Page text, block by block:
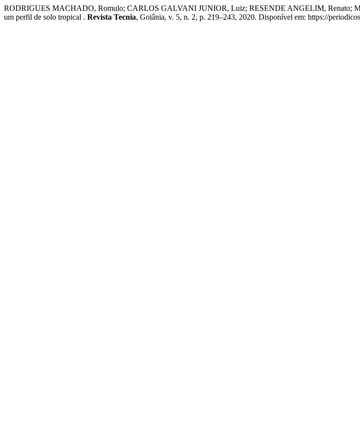
RODRIGUES MACHADO, Romulo; CARLOS GALVANI JUNIOR, Luiz; RESENDE ANGELIM, Renato;
um perfil de solo tropical . Revista Tecnia, Goiânia, v. 5, n. 2, p. 219–243, 2020. Disponível em: https://